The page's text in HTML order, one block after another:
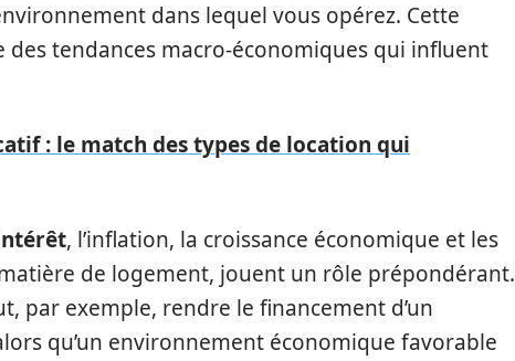
dans lequel vous opérez. Cette
des tendances macro-économiques qui influent
: le match des types de location qui
, l’inflation, la croissance économique et les
de logement, jouent un rôle prépondérant.
par exemple, rendre le financement d’un
qu’un environnement économique favorable